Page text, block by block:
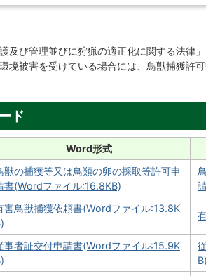
及び管理並びに狩猟の適正化に関する法律
境被害を受けている場合には、鳥獣捕獲許
ド
Word形式
獣の捕獲等又は鳥類の卵の採取等許可申
書(Wordファイル:16.8KB)
害鳥獣捕獲依頼書(Wordファイル:13.8K
事者証交付申請書(Wordファイル:15.9K
B)